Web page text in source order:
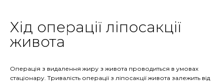
Хід операції ліпосакції
живота
Операція з видалення жиру з живота проводиться в умовах
стаціонару. Тривалість операції з ліпосакції живота залежить від